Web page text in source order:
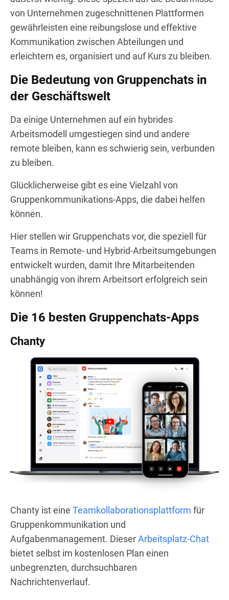
von Unternehmen zugeschnittenen Plattformen
gewährleisten eine reibungslose und effektive
Kommunikation zwischen Abteilungen und
erleichtern es, organisiert und auf Kurs zu bleiben.
Die Bedeutung von Gruppenchats in
der Geschäftswelt
Da einige Unternehmen auf ein hybrides
Arbeitsmodell umgestiegen sind und andere
remote bleiben, kann es schwierig sein, verbunden
zu bleiben.
Glücklicherweise gibt es eine Vielzahl von
Gruppenkommunikations-Apps, die dabei helfen
können.
Hier stellen wir Gruppenchats vor, die speziell für
Teams in Remote- und Hybrid-Arbeitsumgebungen
entwickelt wurden, damit Ihre Mitarbeitenden
unabhängig von ihrem Arbeitsort erfolgreich sein
können!
Die 16 besten Gruppenchats-Apps
Chanty
Chanty ist eine Teamkollaborationsplattform für
Gruppenkommunikation und
Aufgabenmanagement. DieserArbeitsplatz-Chat
bietet selbst im kostenlosen Plan einen
unbegrenzten, durchsuchbaren
Nachrichtenverlauf.